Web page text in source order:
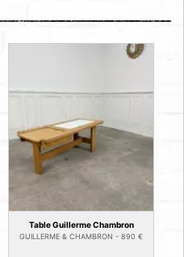
Table Guillerme Chambron
GUILLERME & CHAMBRON - 890 €